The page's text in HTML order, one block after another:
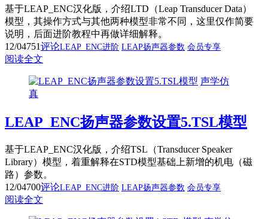
基于LEAP_ENC汉化版，介绍LTD（Leap Transducer Data）
模型，其操作方式与其他两种模型非常不同，这里仅作简要
说明，后面进阶教程中再做详细解释。
12/04751评论LEAP_ENC进阶 LEAP扬声器参数 会员专享
阅读全文
声学仿
真
LEAP_ENC扬声器参数设置5.TSL模型
基于LEAP_ENC汉化版，介绍TSL（Transducer Speaker
Library）模型，着重解释在STD模型基础上新增的机电（磁
路）参数。
12/04700评论LEAP_ENC进阶 LEAP扬声器参数 会员专享
阅读全文